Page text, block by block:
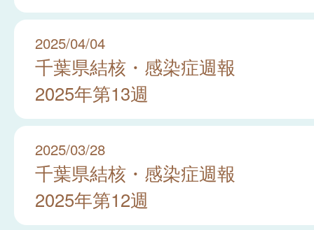
2025/04/04
千葉県結核・感染症週報
2025年第13週
2025/03/28
千葉県結核・感染症週報
2025年第12週